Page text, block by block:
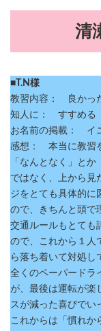
清
■T.N様
教習内容： 良かっ
知人に： すすめる
お名前の掲載： イ
感想： 本当に教習
「なんとなく」と
ではなく、上から見
ジをとても具体的に
ので、きちんと頭で
交通ルールもとても
ので、これから１人
ら落ち着いて対処し
全くのペーパードラ
が、最後は運転が楽
スが減った喜びでい
これからは「慣れか